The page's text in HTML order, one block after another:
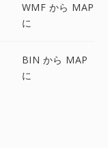
WMF から MAP
に
BIN から MAP
に